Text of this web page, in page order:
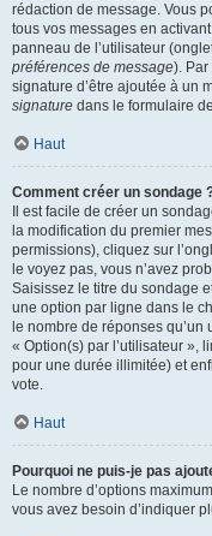
rédaction de message. Vous
tous vos messages en
panneau de l’utilisateur
préférences de message).
signature d’être ajoutée à un
signature dans le formulaire
Haut
Comment créer un sondage
Il est facile de créer un
la modification du premier
permissions), cliquez sur
le voyez pas, vous n’avez
Saisissez le titre du sondage
une option par ligne dans le
le nombre de réponses
« Option(s) par l’utilisateur »,
pour une durée illimitée) et
vote.
Haut
Pourquoi ne puis-je pas
Le nombre d’options
vous avez besoin d’indiquer